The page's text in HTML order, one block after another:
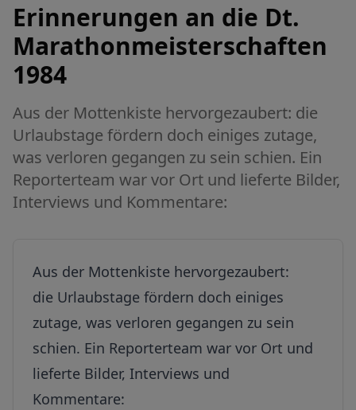
Erinnerungen an die Dt.
Marathonmeisterschaften
1984
Aus der Mottenkiste hervorgezaubert: die
Urlaubstage fördern doch einiges zutage,
was verloren gegangen zu sein schien. Ein
Reporterteam war vor Ort und lieferte Bilder,
Interviews und Kommentare:
Aus der Mottenkiste hervorgezaubert:
die Urlaubstage fördern doch einiges
zutage, was verloren gegangen zu sein
schien. Ein Reporterteam war vor Ort und
lieferte Bilder, Interviews und
Kommentare: